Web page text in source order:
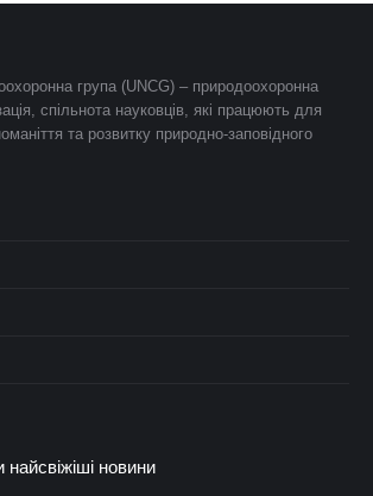
група (UNCG) – природоохоронна
спільнота науковців, які працюють для
та розвитку природно-заповідного
новини